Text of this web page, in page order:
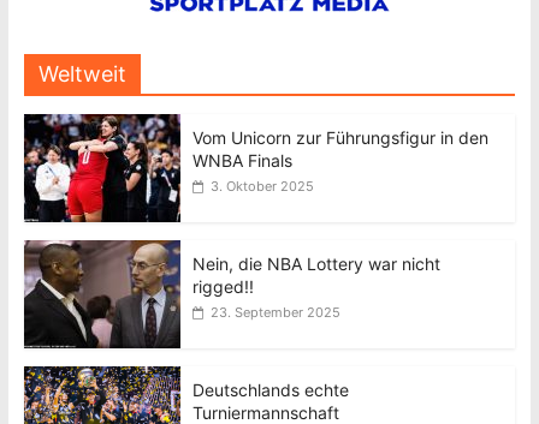
Weltweit
Vom Unicorn zur Führungsfigur in den
WNBA Finals
3. Oktober 2025
Nein, die NBA Lottery war nicht
rigged!!
23. September 2025
Deutschlands echte
Turniermannschaft